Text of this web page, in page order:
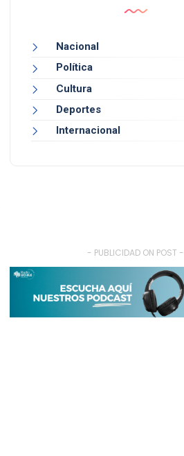
Nacional
Política
Cultura
Deportes
Internacional
- PUBLICIDAD ON POST -